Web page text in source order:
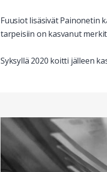
Fuusiot lisäsivät Painonetin
tarpeisiin on kasvanut
Syksyllä 2020 koitti jälleen